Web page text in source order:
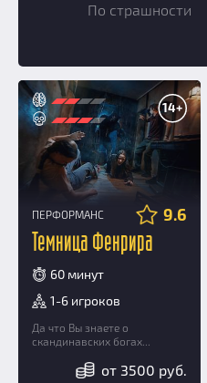
Добавить квест
По страшности
14+
ПЕРФОРМАНС 9.6
Темница Фенрира
60 минут
1-6 игроков
Да что Вы знаете о
скандинавских богах...
от 3500 руб.